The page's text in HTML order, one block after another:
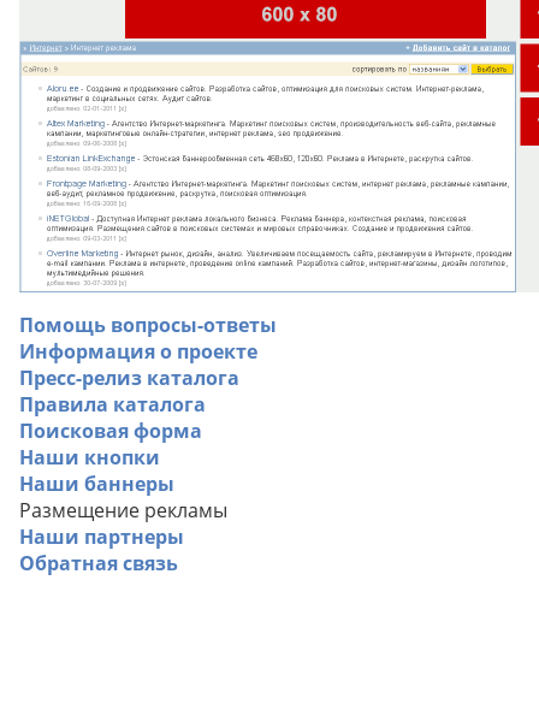
Помощь вопросы-ответы
Информация о проекте
Пресс-релиз каталога
Правила каталога
Поисковая форма
Наши кнопки
Наши баннеры
Размещение рекламы
Наши партнеры
Обратная связь